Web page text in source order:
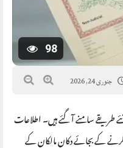
98
جنوری 24, 2026
طریقے سامنے آ گئے ہیں۔ اطلاعات
کے بجائے دکان مالکان کے